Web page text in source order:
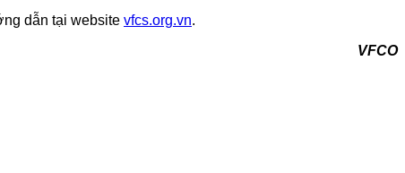
dẫn tại website vfcs.org.vn.
VFCO